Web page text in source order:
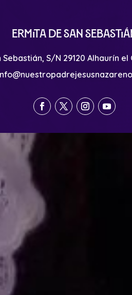
Ermita de San
Sebastián, S/N 29120 Alhaurín